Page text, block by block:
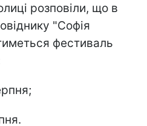
розповіли, що в
"Софія
фестиваль